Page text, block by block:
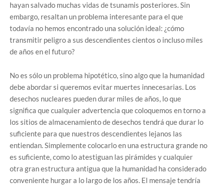
hayan salvado muchas vidas de tsunamis posteriores. Sin
embargo, resaltan un problema interesante para el que
todavía no hemos encontrado una solución ideal: ¿cómo
transmitir peligro a sus descendientes cientos o incluso miles
de años en el futuro?
No es sólo un problema hipotético, sino algo que la humanidad
debe abordar si queremos evitar muertes innecesarias. Los
desechos nucleares pueden durar miles de años, lo que
significa que cualquier advertencia que coloquemos en torno a
los sitios de almacenamiento de desechos tendrá que durar lo
suficiente para que nuestros descendientes lejanos las
entiendan. Simplemente colocarlo en una estructura grande no
es suficiente, como lo atestiguan las pirámides y cualquier
otra gran estructura antigua que la humanidad ha considerado
conveniente hurgar a lo largo de los años. El mensaje tendría